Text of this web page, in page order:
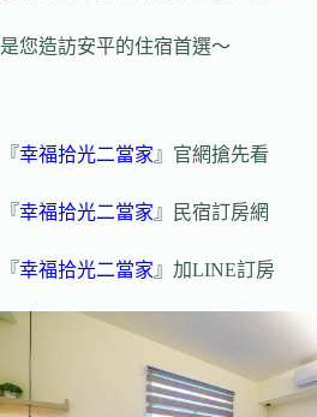
是您造訪安平的住宿首選～
『幸福拾光二當家 』官網搶先看
『幸福拾光二當家 』民宿訂房網
『幸福拾光二當家 』加LINE訂房